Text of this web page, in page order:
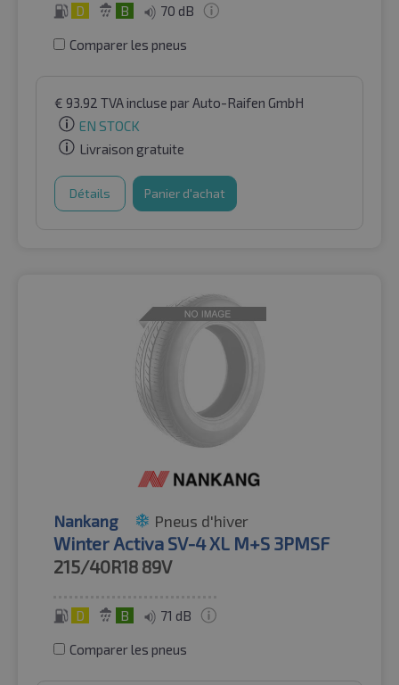
D B 70 dB
Comparer les pneus
€ 93.92 TVA incluse par Auto-Raifen GmbH
EN STOCK
Livraison gratuite
Détails Panier d'achat
Nankang Pneus d'hiver
Winter Activa SV-4 XL M+S 3PMSF
215/40R18 89V
D B 71 dB
Comparer les pneus